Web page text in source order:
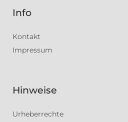
Info
Kontakt
Impressum
Hinweise
Urheberrechte